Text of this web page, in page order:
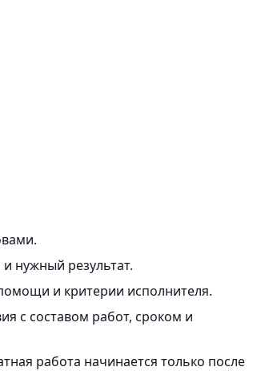
нужный результат.
и критерии исполнителя.
с составом работ, сроком и
работа начинается только после